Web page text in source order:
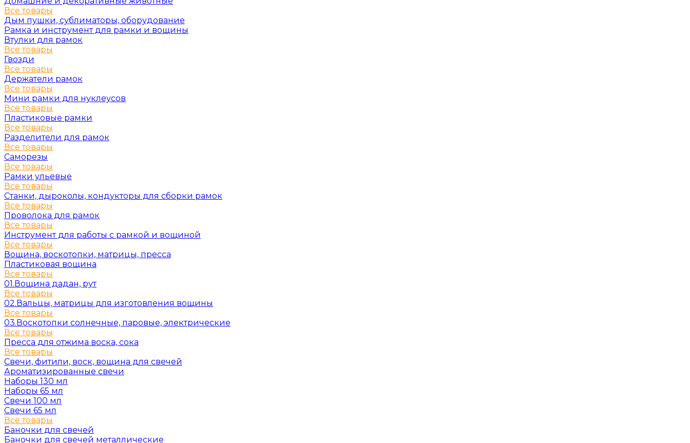
Все товары
Дым пушки, сублиматоры, оборудование
Рамка и инструмент для рамки и вощины
Втулки для рамок
Все товары
Гвозди
Все товары
Держатели рамок
Все товары
Мини рамки для нуклеусов
Все товары
Пластиковые рамки
Все товары
Разделители для рамок
Все товары
Саморезы
Все товары
Рамки ульевые
Все товары
Станки, дыроколы, кондукторы для сборки рамок
Все товары
Проволока для рамок
Все товары
Инструмент для работы с рамкой и вощиной
Все товары
Вощина, воскотопки, матрицы, пресса
Пластиковая вощина
Все товары
01.Вощина дадан, рут
Все товары
02.Вальцы, матрицы для изготовления вощины
Все товары
03.Воскотопки солнечные, паровые, электрические
Все товары
Пресса для отжима воска, сока
Все товары
Свечи, фитили, воск, вощина для свечей
Ароматизированные свечи
Наборы 130 мл
Наборы 65 мл
Свечи 100 мл
Свечи 65 мл
Все товары
Баночки для свечей
Баночки для свечей металлические